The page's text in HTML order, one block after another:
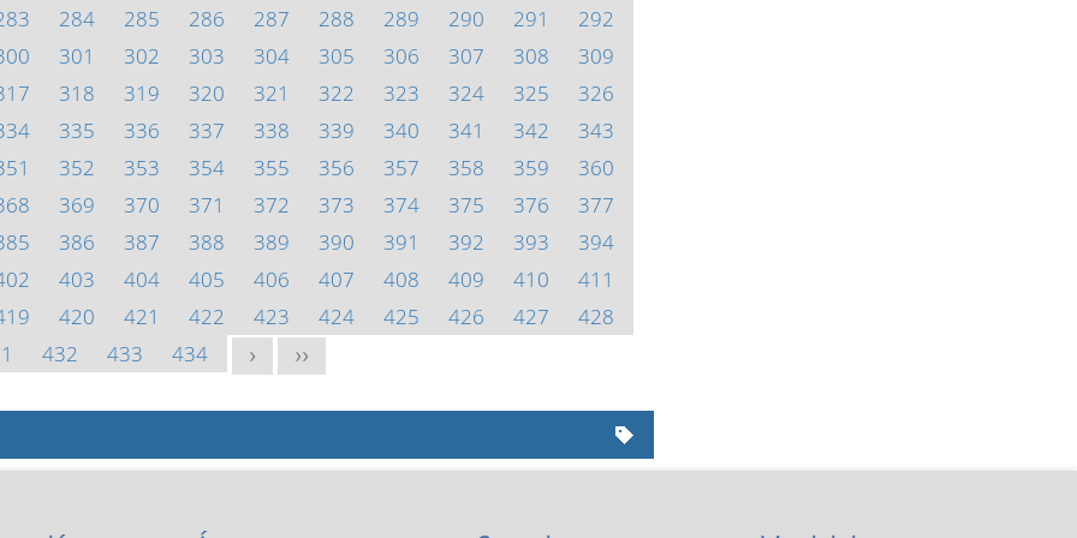
284 285 286 287 288 289 290 291
292
301 302 303 304 305 306 307 308
309
318 319 320 321 322 323 324 325
326
335 336 337 338 339 340 341 342
343
352 353 354 355 356 357 358 359
360
369 370 371 372 373 374 375 376
377
386 387 388 389 390 391 392 393
394
403 404 405 406 407 408 409 410
411
420 421 422 423 424 425 426 427
428
432 433 434 > >>